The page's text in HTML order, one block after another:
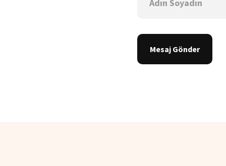
Mesaj Gönder